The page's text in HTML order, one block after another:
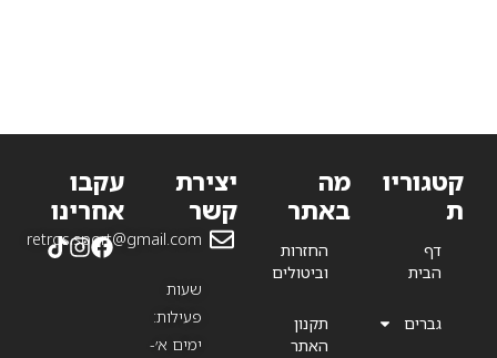
קטגוריו
ת
דף
הבית
גברים
מה
באתר
החזרות
וביטולים
תקנון
האתר
יצירת
קשר
retros.sport@gmail.com
שעות
פעילות:
ימים א׳-
עקבו
אחרינו